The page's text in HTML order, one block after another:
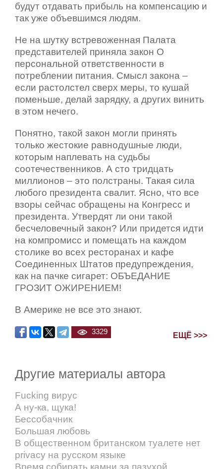
будут отдавать прибыль на компенсацию и
так уже объевшимся людям.
Не на шутку встревоженная Палата
представителей приняла закон О
персональной ответственности в
потреблении питания. Смысл закона –
если растолстел сверх меры, то кушай
поменьше, делай зарядку, а других винить
в этом нечего.
Понятно, такой закон могли принять
только жестокие равнодушные люди,
которым наплевать на судьбы
соотечественников. А сто тридцать
миллионов – это полстраны. Такая сила
любого президента свалит. Ясно, что все
взоры сейчас обращены на Конгресс и
президента. Утвердят ли они такой
бесчеловечный закон? Или придется идти
на компромисс и помещать на каждом
столике во всех ресторанах и кафе
Соединенных Штатов предупреждения,
как на пачке сигарет: ОБЪЕДАНИЕ
ГРОЗИТ ОЖИРЕНИЕМ!
В Америке не все это знают.
3329 ЕЩЁ >>>
Другие материалы автора
Fucking вирус
А ну-ка, щука!
Бессобачник
Большая любовь
В общественном британском туалете нет
privacy на русском языке
Время собирать камни за пазухой